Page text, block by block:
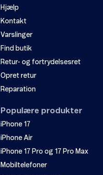
Hjælp
Kontakt
Varslinger
Find butik
Retur- og fortrydelsesret
Opret retur
Reparation
Populære produkter
iPhone 17
iPhone Air
iPhone 17 Pro og 17 Pro Max
Mobiltelefoner